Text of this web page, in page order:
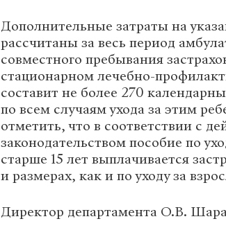
Дополнительные затраты на
рассчитаны за весь период
совместного пребывания
стационарном лечебно-
составит не более 270
по всем случаям ухода за этим
отметить, что в соответствии с
законодательством пособие по
старше 15 лет выплачивается
и размерах, как и по уходу за
Директор департамента О.В.